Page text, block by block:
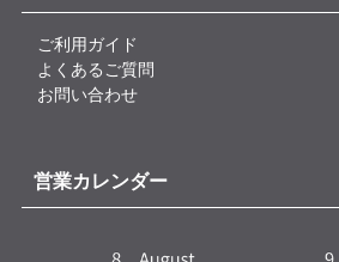
ご利用ガイド
よくあるご質問
お問い合わせ
営業カレンダー